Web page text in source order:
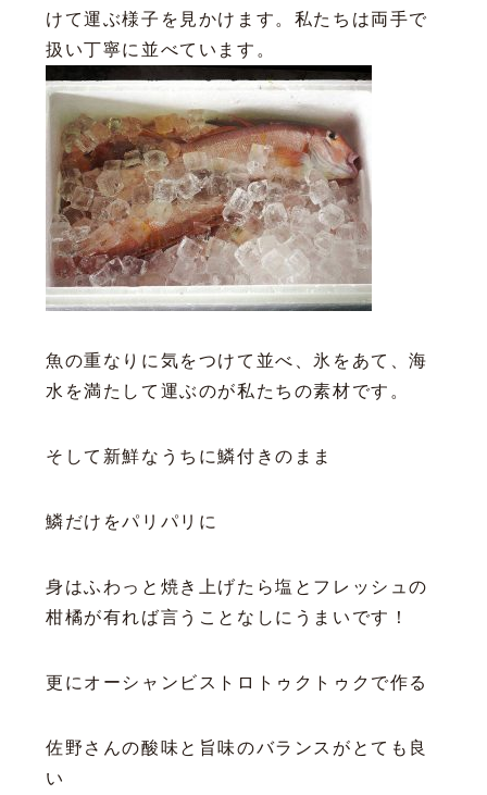
けて運ぶ様子を見かけます。私たちは両手で
扱い丁寧に並べています。
魚の重なりに気をつけて並べ、氷をあて、海
水を満たして運ぶのが私たちの素材です。
そして新鮮なうちに鱗付きのまま
鱗だけをパリパリに
身はふわっと焼き上げたら塩とフレッシュの
柑橘が有れば言うことなしにうまいです！
更にオーシャンビストロトゥクトゥクで作る
佐野さんの酸味と旨味のバランスがとても良
い